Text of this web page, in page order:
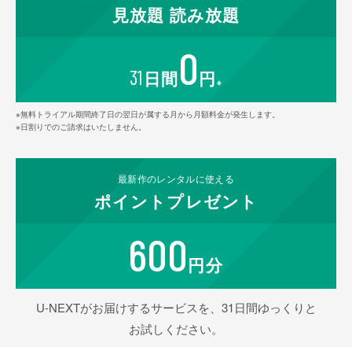
見放題 読み放題
31 日間0円 ※
※無料トライアル期間終了日の翌日が属する月から月額料金が発生します。
※日割りでのご請求はいたしません。
最新作のレンタルに使える
ポイント プレゼント
600円分
U-NEXTがお届けするサービスを、31日間ゆっくりと
お試しください。